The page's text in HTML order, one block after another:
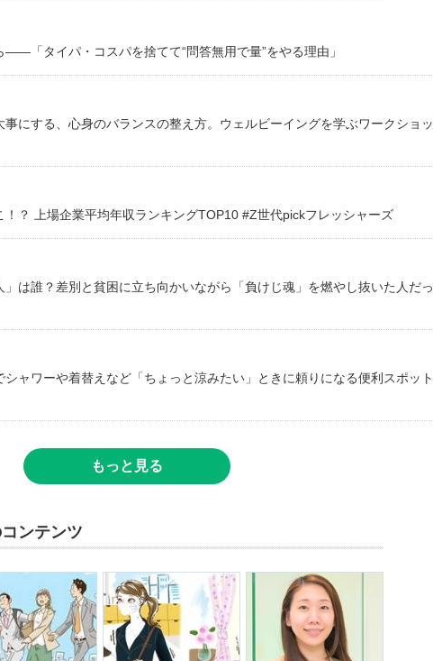
「タイパ・コスパを捨てて“問答無用で量”をやる理由」
にする、心身のバランスの整え方。ウェルビーイングを学ぶワークショッ
？ 上場企業平均年収ランキングTOP10 #Z世代pickフレッシャーズ
は誰？差別と貧困に立ち向かいながら「負けじ魂」を燃やし抜いた人だっ
シャワーや着替えなど「ちょっと涼みたい」ときに頼りになる便利スポット
もっと見る
ンテンツ